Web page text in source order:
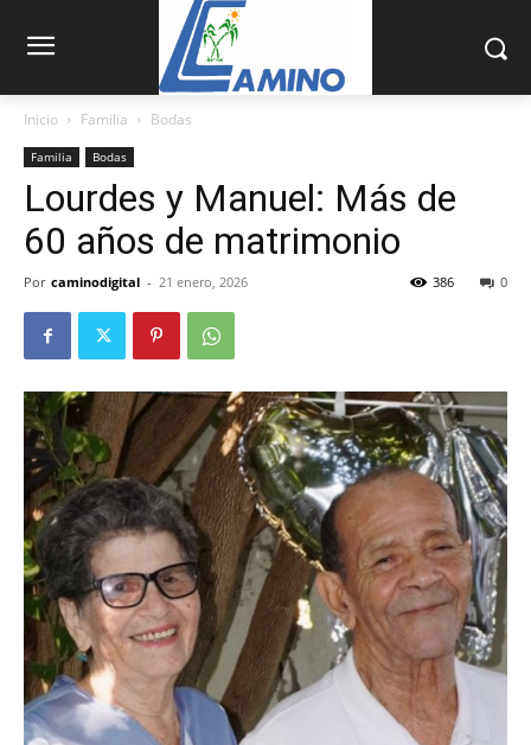
Inicio Familia Bodas
Familia Bodas
Lourdes y Manuel: Más de
60 años de matrimonio
Por caminodigital - 21 enero, 2026 0
386